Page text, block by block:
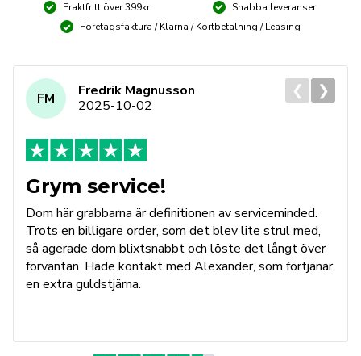
verktyg Fraktfritt över 399kr
Snabba leveranser
Företagsfaktura / Klarna / Kortbetalning / Leasing
FM
Fredrik Magnusson
2025-10-02
Grym service!
Dom här grabbarna är definitionen av serviceminded.
Trots en billigare order, som det blev lite strul med,
så agerade dom blixtsnabbt och löste det långt över
förväntan. Hade kontakt med Alexander, som förtjänar
en extra guldstjärna.
❮ ❯